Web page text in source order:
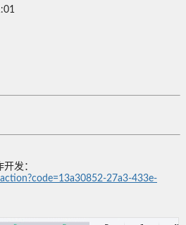
发：
27a3-433e-